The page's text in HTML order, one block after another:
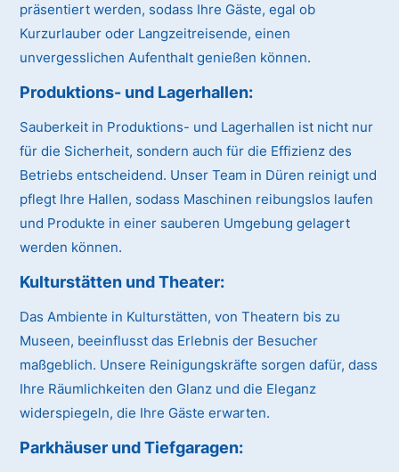
präsentiert werden, sodass Ihre Gäste, egal ob
Kurzurlauber oder Langzeitreisende, einen
unvergesslichen Aufenthalt genießen können.
Produktions- und Lagerhallen:
Sauberkeit in Produktions- und Lagerhallen ist nicht nur
für die Sicherheit, sondern auch für die Effizienz des
Betriebs entscheidend. Unser Team in Düren reinigt und
pflegt Ihre Hallen, sodass Maschinen reibungslos laufen
und Produkte in einer sauberen Umgebung gelagert
werden können.
Kulturstätten und Theater:
Das Ambiente in Kulturstätten, von Theatern bis zu
Museen, beeinflusst das Erlebnis der Besucher
maßgeblich. Unsere Reinigungskräfte sorgen dafür, dass
Ihre Räumlichkeiten den Glanz und die Eleganz
widerspiegeln, die Ihre Gäste erwarten.
Parkhäuser und Tiefgaragen: